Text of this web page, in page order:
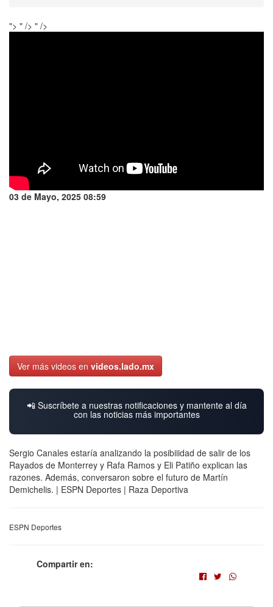
"> " /> " />
03 de Mayo, 2025 08:59
Ver más videos en videos.lado.mx
📲 Suscríbete a nuestras notificaciones y mantente al día
con las noticias más importantes
Sergio Canales estaría analizando la posibiiidad de salir de los
Rayados de Monterrey y Rafa Ramos y Eli Patiño explican las
razones. Además, conversaron sobre el futuro de Martín
Demichelis. | ESPN Deportes | Raza Deportiva
ESPN Deportes
Compartir en: